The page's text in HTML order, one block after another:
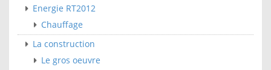
Energie RT2012
Chauffage
La construction
Le gros oeuvre